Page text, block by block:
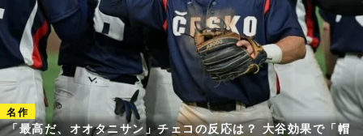
「最高だ、オオタニサン」チェコの反応は？ 大谷効果で「帽